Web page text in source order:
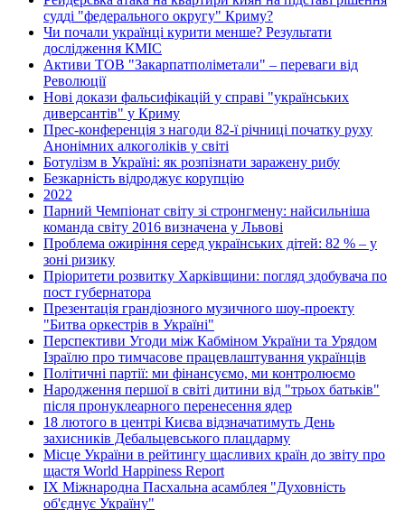
судді "федерального округу" Криму?
Чи почали українці курити менше? Результати
дослідження КМІС
Активи ТОВ "Закарпатполіметали" – переваги від
Революції
Нові докази фальсифікацій у справі "українських
диверсантів" у Криму
Прес-конференція з нагоди 82-ї річниці початку руху
Анонімних алкоголіків у світі
Ботулізм в Україні: як розпізнати заражену рибу
Безкарність відроджує корупцію
2022
Парний Чемпіонат світу зі стронгмену: найсильніша
команда світу 2016 визначена у Львові
Проблема ожиріння серед українських дітей: 82 % – у
зоні ризику
Пріоритети розвитку Харківщини: погляд здобувача по
пост губернатора
Презентація грандіозного музичного шоу-проекту
"Битва оркестрів в Україні"
Перспективи Угоди між Кабміном України та Урядом
Ізраїлю про тимчасове працевлаштування українців
Політичні партії: ми фінансуємо, ми контролюємо
Народження першої в світі дитини від "трьох батьків"
після пронуклеарного перенесення ядер
18 лютого в центрі Києва відзначатимуть День
захисників Дебальцевського плацдарму
Місце України в рейтингу щасливих країн до звіту про
щастя World Happiness Report
ІХ Міжнародна Пасхальна асамблея "Духовність
об'єднує Україну"